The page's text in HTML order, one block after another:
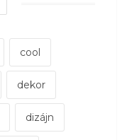
cool
dekor
dizájn